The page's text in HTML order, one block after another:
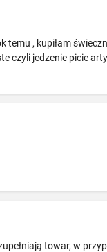
, kupiłam
czyli jedzenie picie
towar, w